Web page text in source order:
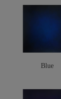
Blue